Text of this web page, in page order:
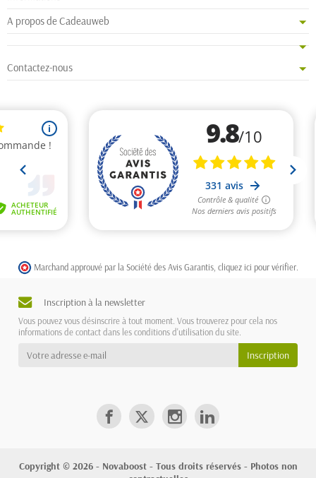
A propos de Cadeauweb
Contactez-nous
Marchand approuvé par la Société des Avis Garantis, cliquez ici pour vérifier
Inscription à la newsletter
Vous pouvez vous désinscrire à tout moment. Vous trouverez pour cela nos
informations de contact dans les conditions d'utilisation du site.
Copyright © 2026 - Novaboost - Tous droits réservés - Photos non